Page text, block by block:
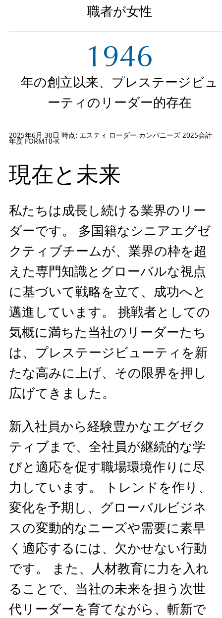
職者が女性
1946
年の創立以来、プレステージビュ
ーティのリーダー的存在
2025年6月 30日 時点: エスティ ローダー カンパニーズ 2025会計
年度 FORM10-K
現在と未来
私たちは成長し続ける業界のリー
ダーです。 多国籍なシニアエグゼ
クティブチームが、業界の枠を超
えた専門知識とグローバルな視点
に基づいて戦略を立て、成功へと
邁進しています。 挑戦者としての
気概に満ちた当社のリーダーたち
は、プレステージビューティを新
たな高みに上げ、その限界を押し
広げてきました。
新入社員から経験豊かなエグゼク
ティブまで、全社員が継続的な学
びと適応を促す職場環境作りに尽
力しています。 トレンドを作り、
変化を予期し、グローバルビジネ
スの変動的なニーズや需要に素早
く適応するには、欠かせない行動
です。 また、人材教育に力を入れ
ることで、当社の未来を担う次世
代リーダーを育てながら、斬新で